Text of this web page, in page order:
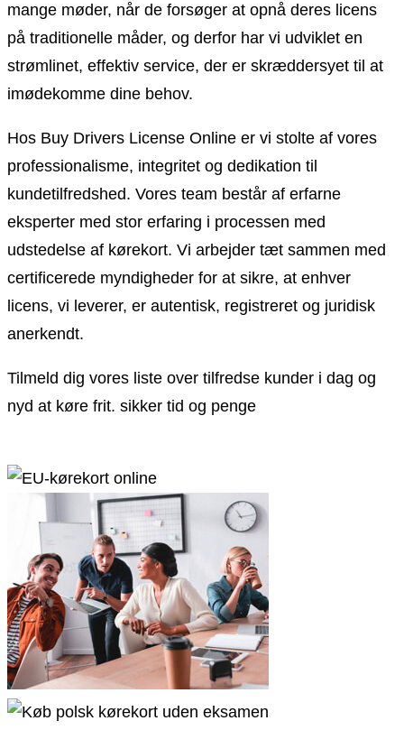
mange møder, når de forsøger at opnå deres licens
på traditionelle måder, og derfor har vi udviklet en
strømlinet, effektiv service, der er skræddersyet til at
imødekomme dine behov.
Hos Buy Drivers License Online er vi stolte af vores
professionalisme, integritet og dedikation til
kundetilfredshed. Vores team består af erfarne
eksperter med stor erfaring i processen med
udstedelse af kørekort. Vi arbejder tæt sammen med
certificerede myndigheder for at sikre, at enhver
licens, vi leverer, er autentisk, registreret og juridisk
anerkendt.
Tilmeld dig vores liste over tilfredse kunder i dag og
nyd at køre frit. sikker tid og penge